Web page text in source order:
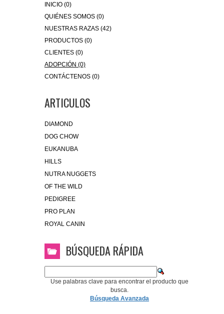
INICIO (0)
QUIÉNES SOMOS (0)
NUESTRAS RAZAS (42)
PRODUCTOS (0)
CLIENTES (0)
ADOPCIÓN (0)
CONTÁCTENOS (0)
ARTICULOS
DIAMOND
DOG CHOW
EUKANUBA
HILLS
NUTRA NUGGETS
OF THE WILD
PEDIGREE
PRO PLAN
ROYAL CANIN
BÚSQUEDA RÁPIDA
Use palabras clave para encontrar el producto que
busca.
Búsqueda Avanzada